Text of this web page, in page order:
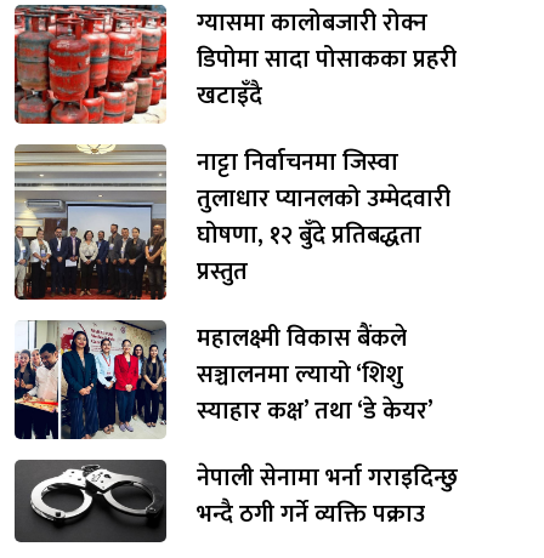
ग्यासमा कालोबजारी रोक्न
डिपोमा सादा पोसाकका प्रहरी
खटाइँदै
नाट्टा निर्वाचनमा जिस्वा
तुलाधार प्यानलको उम्मेदवारी
घोषणा, १२ बुँदे प्रतिबद्धता
प्रस्तुत
महालक्ष्मी विकास बैंकले
सञ्चालनमा ल्यायो ‘शिशु
स्याहार कक्ष’ तथा ‘डे केयर’
नेपाली सेनामा भर्ना गराइदिन्छु
भन्दै ठगी गर्ने व्यक्ति पक्राउ